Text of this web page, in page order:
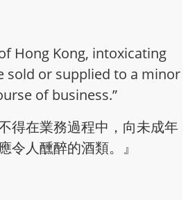
Hong Kong, intoxicating
sold or supplied to a minor
of business.”
得在業務過程中，向未成年
令人醺醉的酒類。』